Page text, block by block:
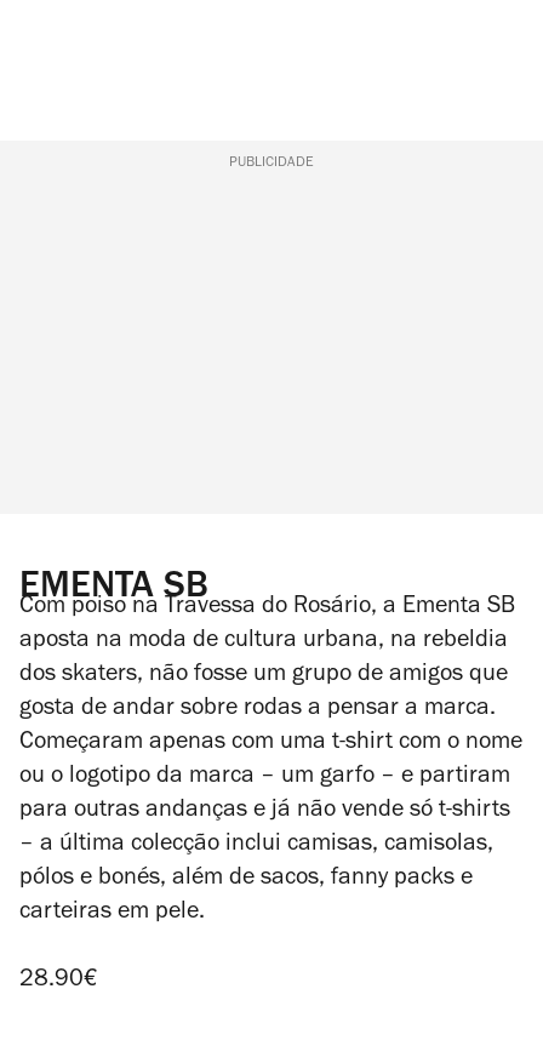
PUBLICIDADE
EMENTA SB
Com poiso na Travessa do Rosário, a Ementa SB
aposta na moda de cultura urbana, na rebeldia
dos skaters, não fosse um grupo de amigos que
gosta de andar sobre rodas a pensar a marca.
Começaram apenas com uma t-shirt com o nome
ou o logotipo da marca – um garfo – e partiram
para outras andanças e já não vende só t-shirts
– a última colecção inclui camisas, camisolas,
pólos e bonés, além de sacos, fanny packs e
carteiras em pele.
28.90€